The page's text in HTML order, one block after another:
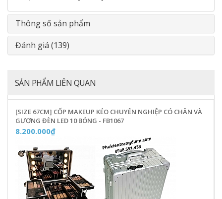
Thông số sản phẩm
Đánh giá (139)
SẢN PHẨM LIÊN QUAN
[SIZE 67CM] CỐP MAKEUP KÉO CHUYÊN NGHIỆP CÓ CHÂN VÀ
GƯƠNG ĐÈN LED 10 BÓNG - FB1067
8.200.000₫